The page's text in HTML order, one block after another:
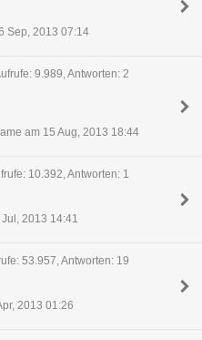
Sep, 2013 07:14
9.989, Antworten: 2
am 15 Aug, 2013 18:44
10.392, Antworten: 1
2013 14:41
53.957, Antworten: 19
2013 01:26